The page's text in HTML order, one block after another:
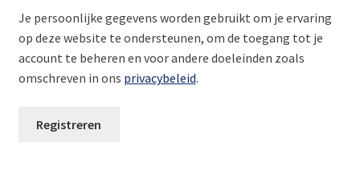
Je persoonlijke gegevens worden gebruikt om je ervaring
op deze website te ondersteunen, om de toegang tot je
account te beheren en voor andere doeleinden zoals
omschreven in ons privacybeleid.
Registreren